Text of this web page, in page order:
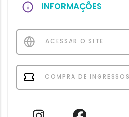
INFORMAÇÕES
ACESSAR O SITE
COMPRA DE INGRESSOS